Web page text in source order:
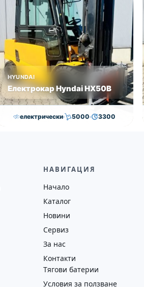
HYUNDAI
Електрокар Hyndai HX50B
електрически 5000 3300
2018 втора употреба
НАВИГАЦИЯ
Начало
Каталог
Новини
Сервиз
За нас
Контакти
Тягови батерии
Условия за ползване